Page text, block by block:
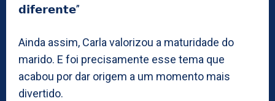
𝗱𝗶𝗳𝗲𝗿𝗲𝗻𝘁𝗲”
Ainda assim, Carla valorizou a maturidade do
marido. E foi precisamente esse tema que
acabou por dar origem a um momento mais
divertido.